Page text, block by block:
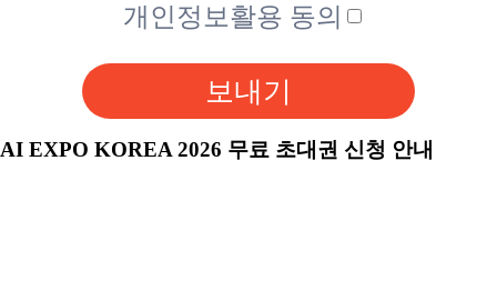
개인정보활용 동의
보내기
AI EXPO KOREA 2026 무료 초대권 신청 안내